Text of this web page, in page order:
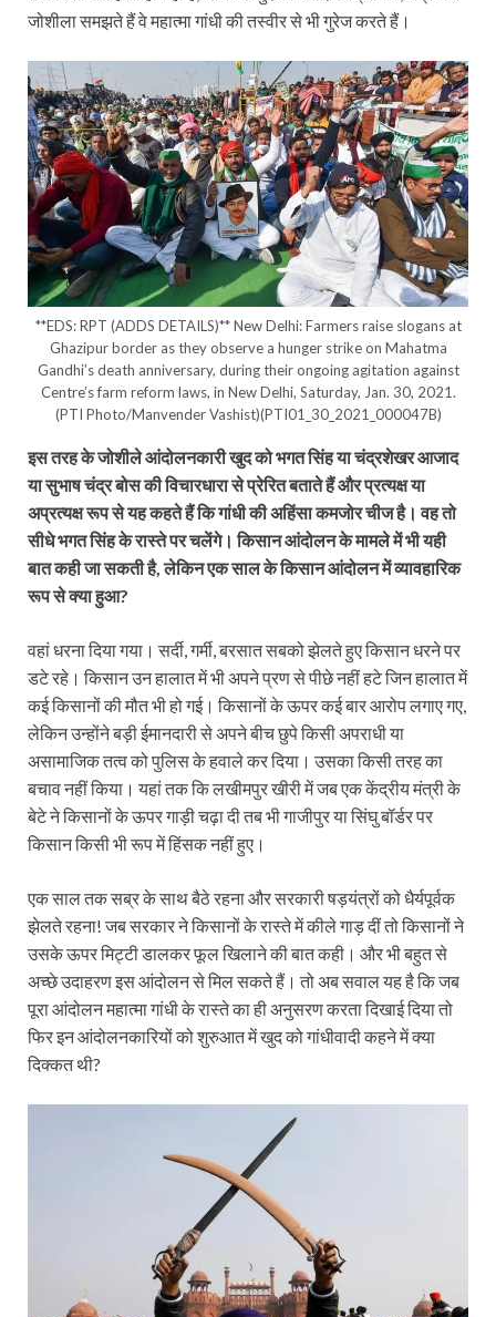
जोशीला समझते हैं वे महात्मा गांधी की तस्वीर से भी गुरेज करते हैं।
**EDS: RPT (ADDS DETAILS)** New Delhi: Farmers raise slogans at
Ghazipur border as they observe a hunger strike on Mahatma
Gandhi’s death anniversary, during their ongoing agitation against
Centre’s farm reform laws, in New Delhi, Saturday, Jan. 30, 2021.
(PTI Photo/Manvender Vashist)(PTI01_30_2021_000047B)
इस तरह के जोशीले आंदोलनकारी खुद को भगत सिंह या चंद्रशेखर आजाद
या सुभाष चंद्र बोस की विचारधारा से प्रेरित बताते हैं और प्रत्यक्ष या
अप्रत्यक्ष रूप से यह कहते हैं कि गांधी की अहिंसा कमजोर चीज है। वह तो
सीधे भगत सिंह के रास्ते पर चलेंगे। किसान आंदोलन के मामले में भी यही
बात कही जा सकती है, लेकिन एक साल के किसान आंदोलन में व्यावहारिक
रूप से क्या हुआ?
वहां धरना दिया गया। सर्दी, गर्मी, बरसात सबको झेलते हुए किसान धरने पर
डटे रहे। किसान उन हालात में भी अपने प्रण से पीछे नहीं हटे जिन हालात में
कई किसानों की मौत भी हो गई। किसानों के ऊपर कई बार आरोप लगाए गए,
लेकिन उन्होंने बड़ी ईमानदारी से अपने बीच छुपे किसी अपराधी या
असामाजिक तत्व को पुलिस के हवाले कर दिया। उसका किसी तरह का
बचाव नहीं किया। यहां तक कि लखीमपुर खीरी में जब एक केंद्रीय मंत्री के
बेटे ने किसानों के ऊपर गाड़ी चढ़ा दी तब भी गाजीपुर या सिंघु बॉर्डर पर
किसान किसी भी रूप में हिंसक नहीं हुए।
एक साल तक सब्र के साथ बैठे रहना और सरकारी षड़यंत्रों को धैर्यपूर्वक
झेलते रहना! जब सरकार ने किसानों के रास्ते में कीले गाड़ दीं तो किसानों ने
उसके ऊपर मिट्टी डालकर फूल खिलाने की बात कही। और भी बहुत से
अच्छे उदाहरण इस आंदोलन से मिल सकते हैं। तो अब सवाल यह है कि जब
पूरा आंदोलन महात्मा गांधी के रास्ते का ही अनुसरण करता दिखाई दिया तो
फिर इन आंदोलनकारियों को शुरुआत में खुद को गांधीवादी कहने में क्या
दिक्कत थी?